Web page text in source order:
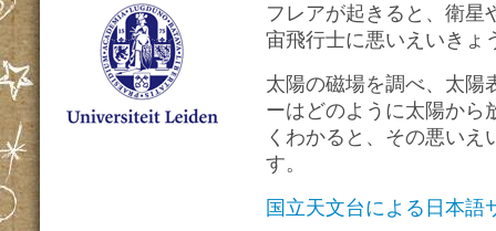
フレアが起きると、衛星
宙飛行士に悪いえいきょ
太陽の磁場を調べ、太陽
ーはどのように太陽から
くわかると、その悪い
す。
国立天文台による日本語